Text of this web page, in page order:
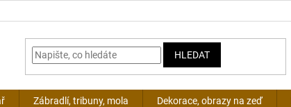
HLEDAT
Zábradlí, tribuny, mola Dekorace, obrazy na zeď